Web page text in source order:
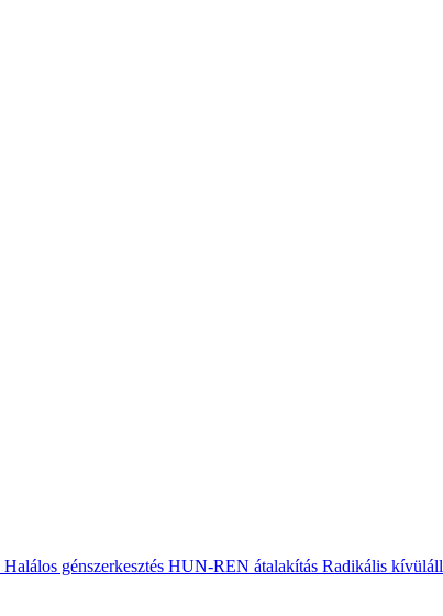
Halálos génszerkesztés HUN-REN átalakítás Radikális